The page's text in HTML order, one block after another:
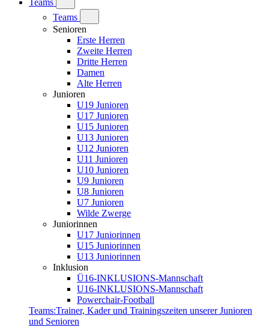
Teams
Teams
Senioren
Erste Herren
Zweite Herren
Dritte Herren
Damen
Alte Herren
Junioren
U19 Junioren
U17 Junioren
U15 Junioren
U13 Junioren
U12 Junioren
U11 Junioren
U10 Junioren
U9 Junioren
U8 Junioren
U7 Junioren
Wilde Zwerge
Juniorinnen
U17 Juniorinnen
U15 Juniorinnen
U13 Juniorinnen
Inklusion
Ü16-INKLUSIONS-Mannschaft
U16-INKLUSIONS-Mannschaft
Powerchair-Football
Teams:Trainer, Kader und Trainingszeiten unserer Junioren
und Senioren